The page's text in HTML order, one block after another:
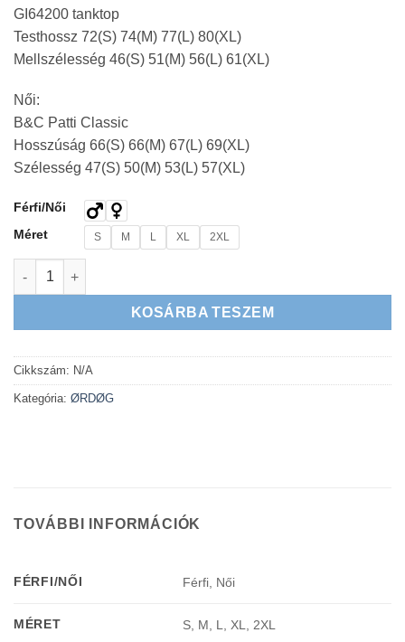
GI64200 tanktop
Testhossz 72(S) 74(M) 77(L) 80(XL)
Mellszélesség 46(S) 51(M) 56(L) 61(XL)
Női:
B&C Patti Classic
Hosszúság 66(S) 66(M) 67(L) 69(XL)
Szélesség 47(S) 50(M) 53(L) 57(XL)
Férfi/Női
Méret
S M L XL 2XL
ØRDØG - KOPONYA ATLÉTA mennyiség
KOSÁRBA TESZEM
Cikkszám: N/A
Kategória: ØRDØG
TOVÁBBI INFORMÁCIÓK
FÉRFI/NŐI Férfi, Női
MÉRET S, M, L, XL, 2XL